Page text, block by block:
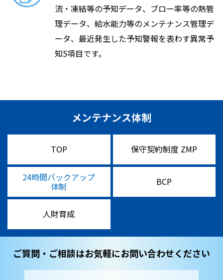
流・凍結等の予知データ、ブロー率等の熱管
理データ、給水能力等のメンテナンス管理デ
ータ、最近発生した予知警報を表わす異常予
知5項目です。
メンテナンス体制
TOP 保守契約制度 ZMP
24時間バックアップ
体制 BCP
人財育成
ご質問・ご相談はお気軽にお問い合わせください